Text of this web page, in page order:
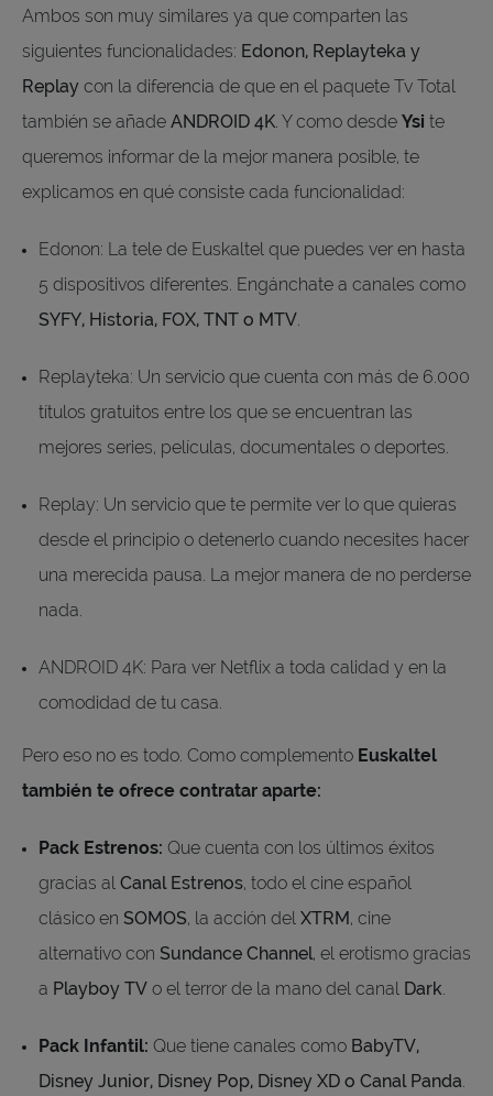
Ambos son muy similares ya que comparten las
siguientes funcionalidades: Edonon, Replayteka y
Replay con la diferencia de que en el paquete Tv Total
también se añade ANDROID 4K. Y como desde Ysi te
queremos informar de la mejor manera posible, te
explicamos en qué consiste cada funcionalidad:
Edonon: La tele de Euskaltel que puedes ver en hasta
5 dispositivos diferentes. Engánchate a canales como
SYFY, Historia, FOX, TNT o MTV.
Replayteka: Un servicio que cuenta con más de 6.000
títulos gratuitos entre los que se encuentran las
mejores series, películas, documentales o deportes.
Replay: Un servicio que te permite ver lo que quieras
desde el principio o detenerlo cuando necesites hacer
una merecida pausa. La mejor manera de no perderse
nada.
ANDROID 4K: Para ver Netflix a toda calidad y en la
comodidad de tu casa.
Pero eso no es todo. Como complemento Euskaltel
también te ofrece contratar aparte:
Pack Estrenos: Que cuenta con los últimos éxitos
gracias al Canal Estrenos, todo el cine español
clásico en SOMOS, la acción del XTRM, cine
alternativo con Sundance Channel, el erotismo gracias
a Playboy TV o el terror de la mano del canal Dark.
Pack Infantil: Que tiene canales como BabyTV,
Disney Junior, Disney Pop, Disney XD o Canal Panda.